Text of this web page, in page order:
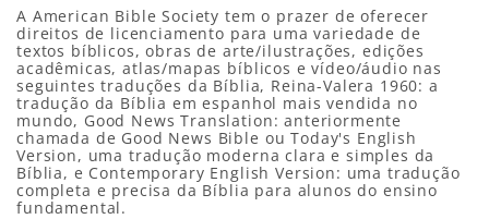
A American Bible Society tem o prazer de oferecer
direitos de licenciamento para uma variedade de
textos bíblicos, obras de arte/ilustrações, edições
acadêmicas, atlas/mapas bíblicos e vídeo/áudio nas
seguintes traduções da Bíblia, Reina-Valera 1960: a
tradução da Bíblia em espanhol mais vendida no
mundo, Good News Translation: anteriormente
chamada de Good News Bible ou Today's English
Version, uma tradução moderna clara e simples da
Bíblia, e Contemporary English Version: uma tradução
completa e precisa da Bíblia para alunos do ensino
fundamental.